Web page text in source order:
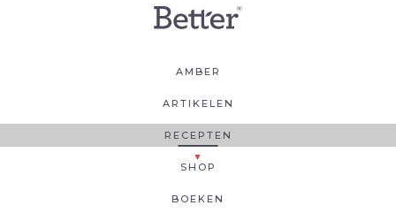
AMBER
ARTIKELEN
RECEPTEN
SHOP
BOEKEN